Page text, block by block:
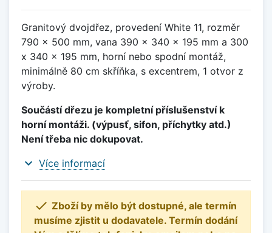
Granitový dvojdřez, provedení White 11, rozměr
790 x 500 mm, vana 390 x 340 x 195 mm a 300
x 340 x 195 mm, horní nebo spodní montáž,
minimálně 80 cm skříňka, s excentrem, 1 otvor z
výroby.
Součástí dřezu je kompletní příslušenství k
horní montáži. (výpusť, sifon, příchytky atd.)
Není třeba nic dokupovat.
expand_more Více informací
 Zboží by mělo být dostupné, ale termín
musíme zjistit u dodavatele. Termín dodání